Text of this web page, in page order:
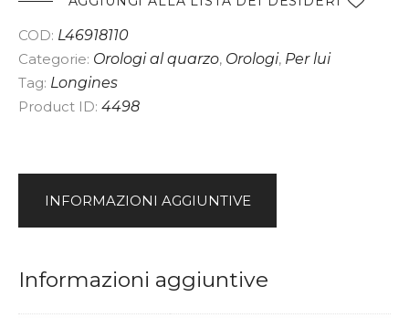
a
COD: L46918110
Categorie: Orologi al quarzo, Orologi, Per lui
Tag: Longines
Product ID: 4498
INFORMAZIONI AGGIUNTIVE
Informazioni aggiuntive